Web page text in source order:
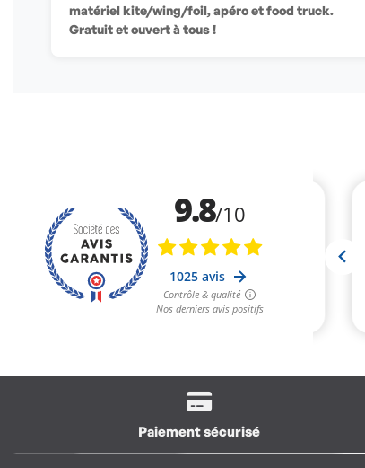
matériel kite/wing/foil, apéro et food truck.
Gratuit et ouvert à tous !
Paiement sécurisé